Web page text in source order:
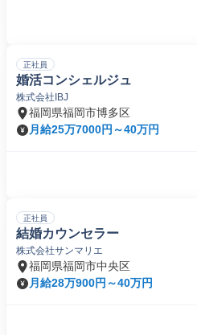
正社員
婚活コンシェルジュ
株式会社IBJ
福岡県福岡市博多区
月給25万7000円～40万円
正社員
結婚カウンセラー
株式会社サンマリエ
福岡県福岡市中央区
月給28万900円～40万円